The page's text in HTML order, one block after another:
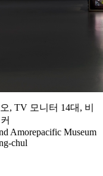
, TV 모니터 14대, 비
Amorepacific Museum
chul